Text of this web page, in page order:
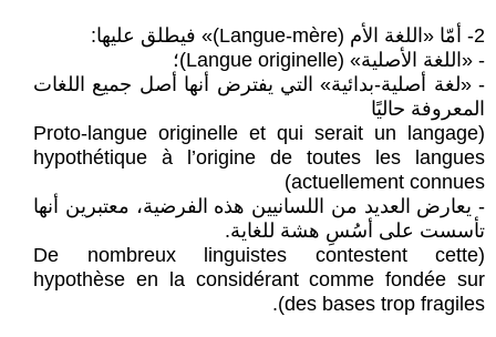
2- أمّا «اللغة الأم (Langue-mère)» فيطلق عليها:
- «اللغة الأصلية» (Langue originelle)؛
- «لغة أصلية-بدائية» التي يفترض أنها أصل جميع اللغات
المعروفة حاليًا
(Proto-langue originelle et qui serait un langage
hypothétique à l’origine de toutes les langues
actuellement connues)
- يعارض العديد من اللسانيين هذه الفرضية، معتبرين أنها
تأسست على أسُسِ هشة للغاية.
(De nombreux linguistes contestent cette
hypothèse en la considérant comme fondée sur
des bases trop fragiles).